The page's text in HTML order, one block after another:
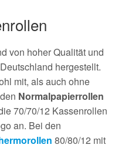
von hoher Qualität und
hergestellt.
mit, als auch ohne
Normalpapierrollen
70/70/12 Kassenrollen
an. Bei den
80/80/12 mit